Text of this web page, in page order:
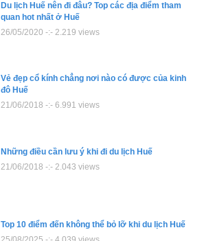
Du lịch Huế nên đi đâu? Top các địa điểm tham
quan hot nhất ở Huế
26/05/2020 -:- 2.219 views
Vẻ đẹp cổ kính chẳng nơi nào có được của kinh
đô Huế
21/06/2018 -:- 6.991 views
Những điều cần lưu ý khi đi du lịch Huế
21/06/2018 -:- 2.043 views
Top 10 điểm đến không thể bỏ lỡ khi du lịch Huế